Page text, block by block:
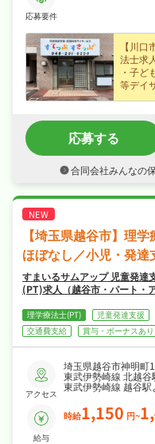
応募要件
【川
法士求
・子ど
等デイ
・月給
あり
年末年
です！
応募する
合同会社みんなの
【埼玉県越谷市】理
ほぼなし／小児・発
すまいるサムアップ 児童発達
(PT)求人（越谷市・パート・
理学療法士(PT) 児童発達支援
交通費支給
賞与・ボーナスあり
アクセス
埼玉県越谷市神明町
東武伊勢崎線 北越
東武伊勢崎線 越谷
給与
時給1,150 円~